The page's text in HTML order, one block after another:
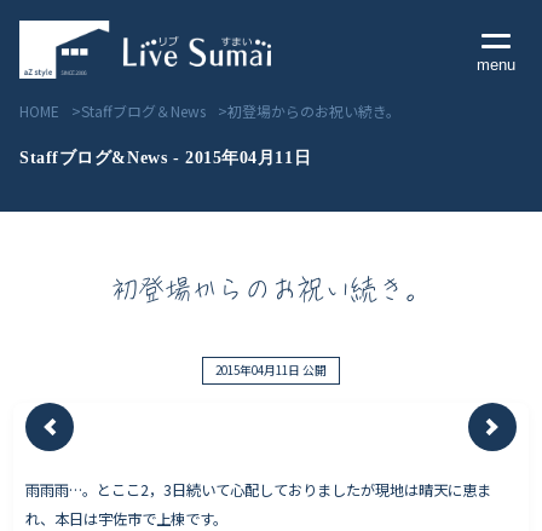
menu
Livesumai 住宅標準性能
Livesumai 保証について
見学会／モデルハウス情報
HOME Staffブログ＆News 初登場からのお祝い続き。
Staffブログ&News - 2015年04月11日
初登場からのお祝い続き。
2015年04月11日 公開
雨雨雨…。とここ2，3日続いて心配しておりましたが現地は晴天に恵ま
れ、本日は宇佐市で上棟です。